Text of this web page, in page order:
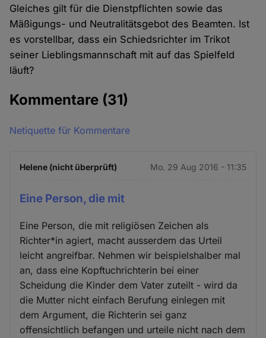
Gleiches gilt für die Dienstpflichten sowie das
Mäßigungs- und Neutralitätsgebot des Beamten. Ist
es vorstellbar, dass ein Schiedsrichter im Trikot
seiner Lieblingsmannschaft mit auf das Spielfeld
läuft?
Kommentare (31)
Netiquette für Kommentare
Helene (nicht überprüft) Mo. 29 Aug 2016 - 11:35
Eine Person, die mit
Eine Person, die mit religiösen Zeichen als
Richter*in agiert, macht ausserdem das Urteil
leicht angreifbar. Nehmen wir beispielshalber mal
an, dass eine Kopftuchrichterin bei einer
Scheidung die Kinder dem Vater zuteilt - wird da
die Mutter nicht einfach Berufung einlegen mit
dem Argument, die Richterin sei ganz
offensichtlich befangen und urteile nicht nach dem